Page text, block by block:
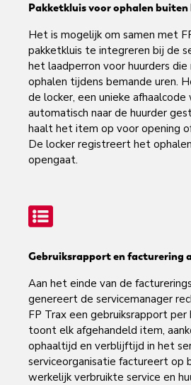
Pakketkluis voor ophalen
Het is mogelijk om samen met
pakketkluis te integreren bij de
het laadperron voor huurders die
ophalen tijdens bemande uren.
de locker, een unieke
automatisch naar de huurder
haalt het item op voor opening
De locker registreert het
opengaat.
Gebruiksrapport en facturering
Aan het einde van de
genereert de servicemanager
FP Trax een gebruiksrapport per
toont elk afgehandeld item,
ophaaltijd en verblijftijd in het
serviceorganisatie factureert op
werkelijk verbruikte service en